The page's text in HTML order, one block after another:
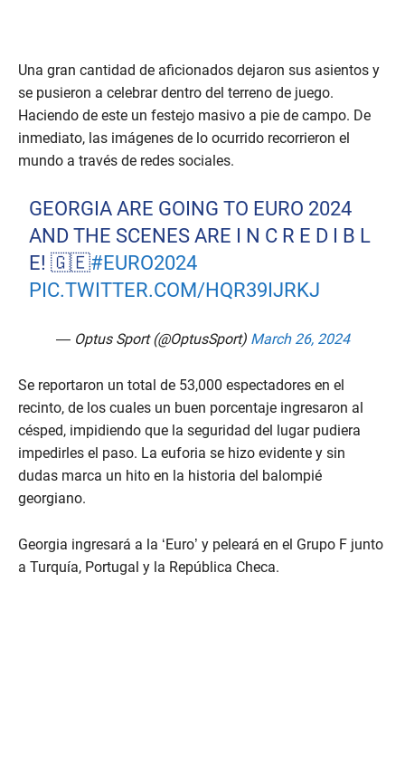
Una gran cantidad de aficionados dejaron sus asientos y
se pusieron a celebrar dentro del terreno de juego.
Haciendo de este un festejo masivo a pie de campo. De
inmediato, las imágenes de lo ocurrido recorrieron el
mundo a través de redes sociales.
GEORGIA ARE GOING TO EURO 2024
AND THE SCENES ARE I N C R E D I B L
E! 🇬🇪#EURO2024
PIC.TWITTER.COM/HQR39IJRKJ
— Optus Sport (@OptusSport) March 26, 2024
Se reportaron un total de 53,000 espectadores en el
recinto, de los cuales un buen porcentaje ingresaron al
césped, impidiendo que la seguridad del lugar pudiera
impedirles el paso. La euforia se hizo evidente y sin
dudas marca un hito en la historia del balompié
georgiano.
Georgia ingresará a la ‘Euro’ y peleará en el Grupo F junto
a Turquía, Portugal y la República Checa.